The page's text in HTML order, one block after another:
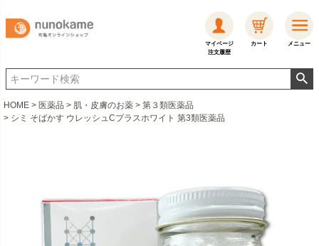
マイページ
注文履歴
カート メニュー
HOME 医薬品 肌・皮膚のお薬
第３類医薬品
シミ そばかす ウレッシュCプラスホワイト 第3類医薬品